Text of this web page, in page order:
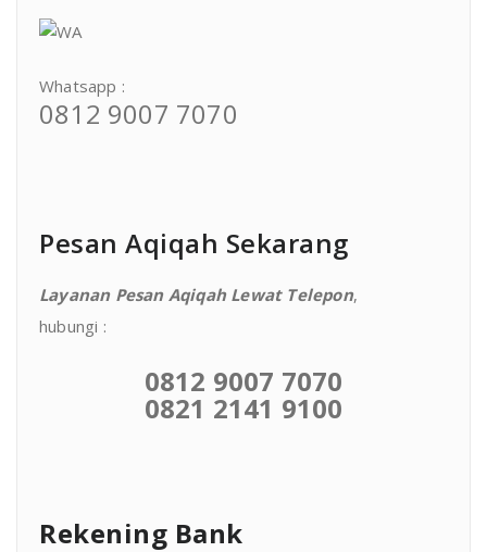
Whatsapp :
0812 9007 7070
Pesan Aqiqah Sekarang
Layanan Pesan Aqiqah Lewat Telepon,
hubungi :
0812 9007 7070
0821 2141 9100
Rekening Bank